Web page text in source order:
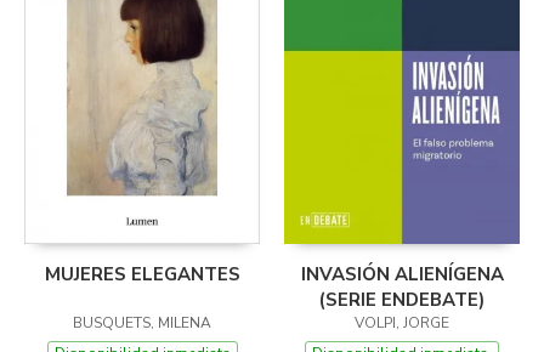
MUJERES ELEGANTES
BUSQUETS, MILENA
INVASIÓN ALIENÍGENA
(SERIE ENDEBATE)
VOLPI, JORGE